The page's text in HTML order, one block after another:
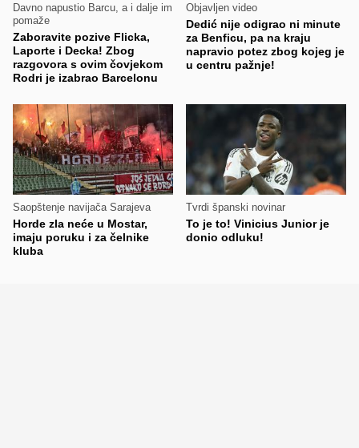
Davno napustio Barcu, a i dalje im
pomaže
Zaboravite pozive Flicka,
Laporte i Decka! Zbog
razgovora s ovim čovjekom
Rodri je izabrao Barcelonu
Objavljen video
Dedić nije odigrao ni minute
za Benficu, pa na kraju
napravio potez zbog kojeg je
u centru pažnje!
Saopštenje navijača Sarajeva
Horde zla neće u Mostar,
imaju poruku i za čelnike
kluba
Tvrdi španski novinar
To je to! Vinicius Junior je
donio odluku!